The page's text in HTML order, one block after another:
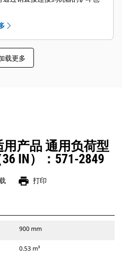
斗具有凹形销，可增强挖掘力，
Cat 抓销式快速连接器配合使用
缩短铲斗的循环时间。
抓销式快速连接器还支持操作员以
位置提起铲斗，从而轻松清理和
还提供挖渠宽度连接器。
专用连接器系统兼容的附件使
定式快速连接器铰链。CW 专用连
具有楔形锁定系统，可确保附件
专用连接器适用于所有履带式和轮
载更多
产品 通用负荷型
IN）：571-2849
print 打印
900 mm
0.53 m³